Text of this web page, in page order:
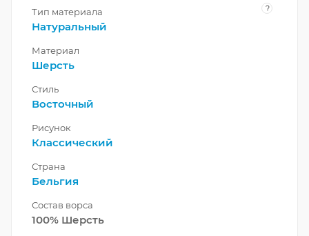
Тип материала ?
Натуральный
Материал
Шерсть
Стиль
Восточный
Рисунок
Классический
Страна
Бельгия
Состав ворса
100% Шерсть